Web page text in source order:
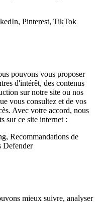
Pinterest, TikTok
pouvons vous proposer
d'intérêt, des contenus
sur notre site ou nos
vous consultez et de vos
Avec votre accord, nous
sur ce site internet :
Recommandations de
Defender
mieux suivre, analyser